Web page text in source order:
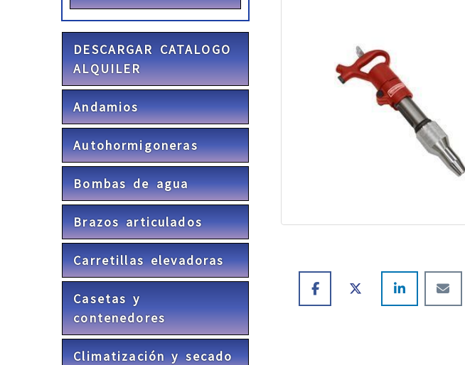
DESCARGAR CATALOGO
ALQUILER
Andamios
Autohormigoneras
Bombas de agua
Brazos articulados
Carretillas elevadoras
Casetas y
contenedores
Climatización y secado